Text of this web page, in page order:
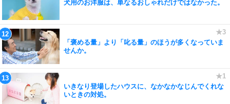
犬用のお洋服は、単なるおしゃれだけではなかった。
「褒める量」より「叱る量」のほうが多くなっていま
せんか。
いきなり登場したハウスに、なかなかなじんでくれな
いときの対処。